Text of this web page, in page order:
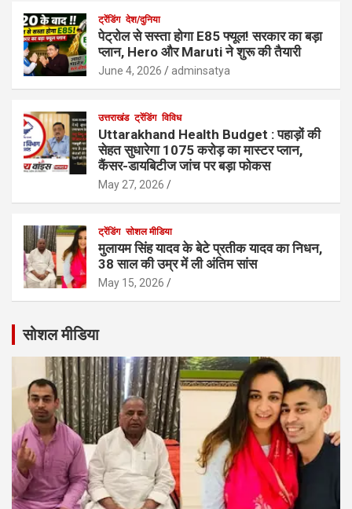
ट्रेंडिंग देश/दुनिया
पेट्रोल से सस्ता होगा E85 फ्यूल! सरकार का बड़ा
प्लान, Hero और Maruti ने शुरू की तैयारी
June 4, 2026 adminsatya
उत्तराखंड ट्रेंडिंग विविध
Uttarakhand Health Budget : पहाड़ों की
सेहत सुधारेगा 1075 करोड़ का मास्टर प्लान,
कैंसर-डायबिटीज जांच पर बड़ा फोकस
May 27, 2026
ट्रेंडिंग सोशल मीडिया
मुलायम सिंह यादव के बेटे प्रतीक यादव का निधन,
38 साल की उम्र में ली अंतिम सांस
May 15, 2026
सोशल मीडिया